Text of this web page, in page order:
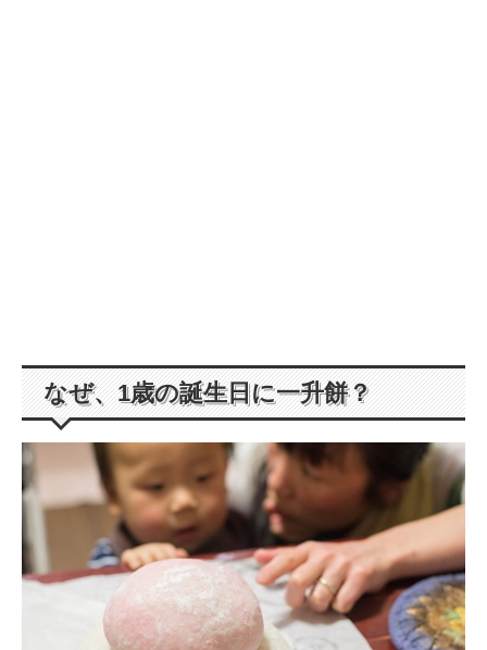
なぜ、1歳の誕生日に一升餅？